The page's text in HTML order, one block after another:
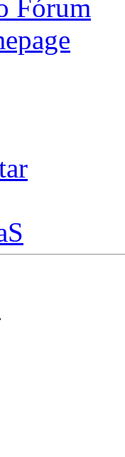
Fórum